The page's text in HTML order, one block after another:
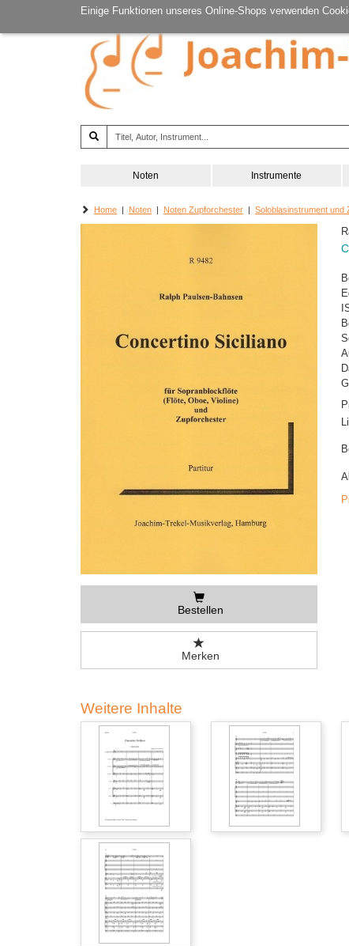
Einige Funktionen unseres Online-Shops verwenden
Noten Instrumente
Home | Noten | Noten Zupforchester | Soloblasinstrument und
Bestellen
Merken
Weitere Inhalte